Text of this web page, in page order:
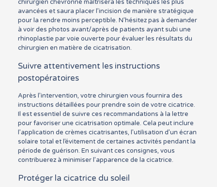
chirurgien chevronné maîtrisera les techniques les plus
avancées et saura placer l’incision de manière stratégique
pour la rendre moins perceptible. N’hésitez pas à demander
à voir des photos avant/après de patients ayant subi une
rhinoplastie par voie ouverte pour évaluer les résultats du
chirurgien en matière de cicatrisation.
Suivre attentivement les instructions
postopératoires
Après l’intervention, votre chirurgien vous fournira des
instructions détaillées pour prendre soin de votre cicatrice.
Il est essentiel de suivre ces recommandations à la lettre
pour favoriser une cicatrisation optimale. Cela peut inclure
l’application de crèmes cicatrisantes, l’utilisation d’un écran
solaire total et l’évitement de certaines activités pendant la
période de guérison. En suivant ces consignes, vous
contribuerez à minimiser l’apparence de la cicatrice.
Protéger la cicatrice du soleil